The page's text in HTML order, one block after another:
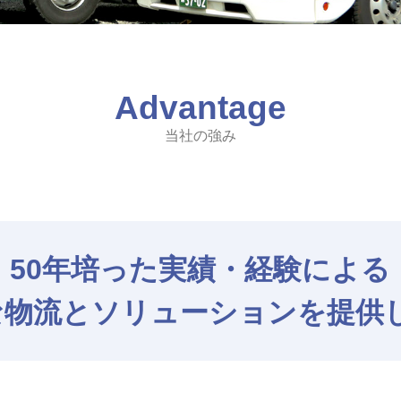
Advantage
当社の強み
50年培った実績・経験による
流とソリューションを提供